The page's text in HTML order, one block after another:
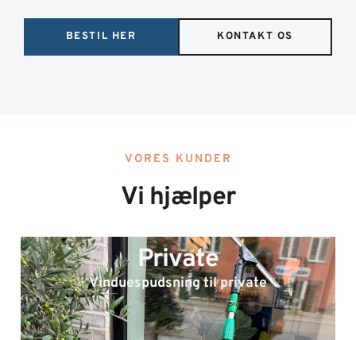
BESTIL HER KONTAKT OS
VORES KUNDER
Vi hjælper
Private
Vinduespudsning til private